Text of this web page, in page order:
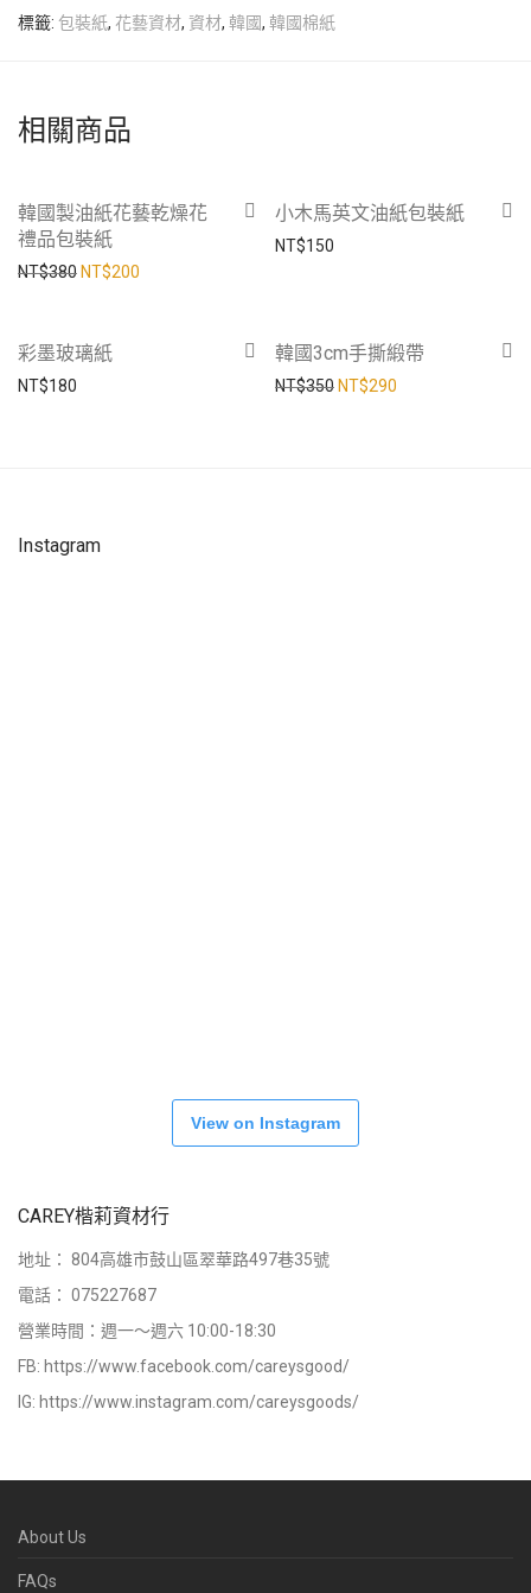
標籤: 包裝紙, 花藝資材, 資材, 韓國, 韓國棉紙
相關商品
-47
韓國製油紙花藝乾燥花
禮品包裝紙
NT$380原始價格：NT$380。
NT$200
小木馬英文油紙包裝紙
NT$150
彩墨玻璃紙
NT$180
韓國3cm手撕緞帶
NT$350原始價格：NT$350。
NT$290
Instagram
View on Instagram
CAREY楷莉資材行
地址： 804高雄市鼓山區翠華路497巷35號
電話： 075227687
營業時間：週一～週六 10:00-18:30
FB: https://www.facebook.com/careysgood/
IG: https://www.instagram.com/careysgoods/
About Us
FAQs